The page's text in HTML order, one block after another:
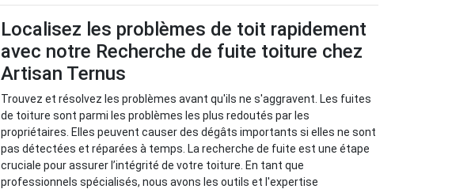
Localisez les problèmes de toit rapidement
avec notre Recherche de fuite toiture chez
Artisan Ternus
Trouvez et résolvez les problèmes avant qu'ils ne s'aggravent. Les fuites
de toiture sont parmi les problèmes les plus redoutés par les
propriétaires. Elles peuvent causer des dégâts importants si elles ne sont
pas détectées et réparées à temps. La recherche de fuite est une étape
cruciale pour assurer l’intégrité de votre toiture. En tant que
professionnels spécialisés, nous avons les outils et l'expertise